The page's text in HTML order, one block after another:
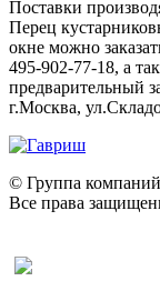
Поставки
Перец
окне можно
495-902-77-18, а
предварительный
г.Москва,
© Группа
Все права